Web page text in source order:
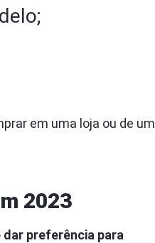
em uma loja ou de um
2023
preferência para